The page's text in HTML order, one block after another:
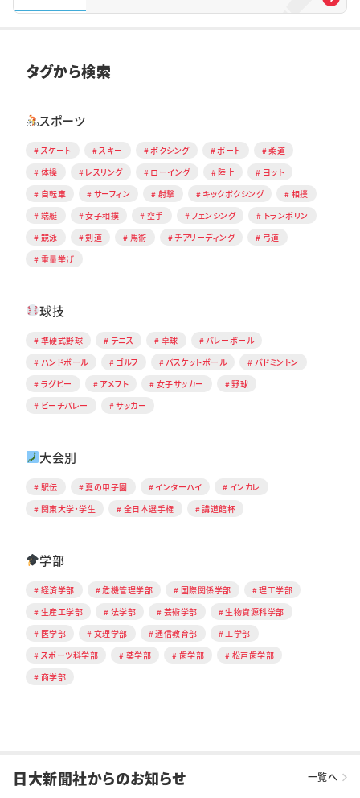
タグから検索
スポーツ
スケート スキー ボクシング ボート
柔道
体操
レスリング ローイング 陸上
ヨット
自転車
サーフィン 射撃 キックボクシング
相撲
端艇
女子相撲 空手 フェンシング
トランポリン
競泳
剣道 馬術 チアリーディング
弓道
重量挙げ
球技
準硬式野球 テニス 卓球
バレーボール
ハンドボール
ゴルフ バスケットボール
バドミントン
ラグビー
アメフト 女子サッカー
野球
ビーチバレー
サッカー
大会別
駅伝 夏の甲子園 インターハイ
インカレ
関東大学・学生
全日本選手権 講道館杯
学部
経済学部 危機管理学部 国際関係学部
理工学部
生産工学部
法学部 芸術学部
生物資源科学部
医学部
文理学部 通信教育部
工学部
スポーツ科学部
薬学部 歯学部
松戸歯学部
商学部
日大新聞社からのお知らせ 一覧へ